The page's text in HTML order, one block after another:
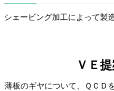
シェービング加工によって製
ＶＥ
薄板のギヤについて、ＱＣＤ